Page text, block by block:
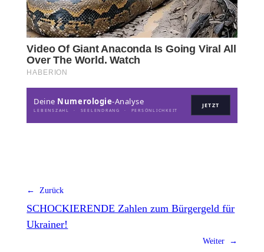
Deine Numerologie-Analyse
LEBENSZAHL · SEELENDRANG · PERSÖNLICHKEIT
JETZT
← Zurück
SCHOCKIERENDE Zahlen zum Bürgergeld für
Ukrainer!
Weiter →